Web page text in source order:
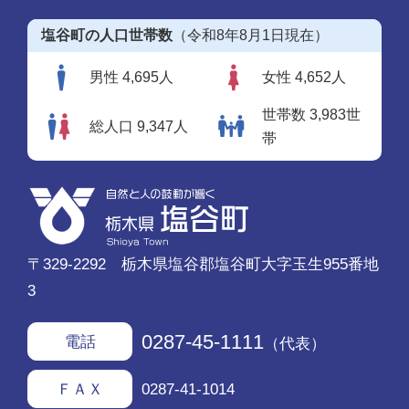
塩谷町の人口世帯数 （令和8年8月1日現在）
男性 4,695人 女性 4,652人
総人口 9,347人
世帯数 3,983世
帯
〒329-2292 栃木県塩谷郡塩谷町大字玉生955番地
3
電話 0287-45-1111 （代表）
ＦＡＸ 0287-41-1014